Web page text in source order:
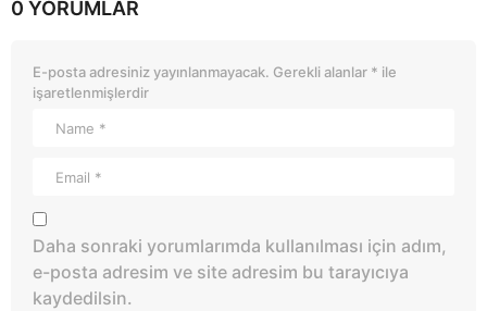
0 YORUMLAR
E-posta adresiniz yayınlanmayacak. Gerekli alanlar * ile
işaretlenmişlerdir
Daha sonraki yorumlarımda kullanılması için adım,
e-posta adresim ve site adresim bu tarayıcıya
kaydedilsin.